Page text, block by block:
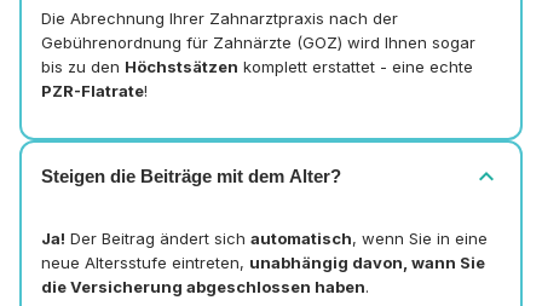
Die Abrechnung Ihrer Zahnarztpraxis nach der
Gebührenordnung für Zahnärzte (GOZ) wird Ihnen sogar
bis zu den Höchstsätzen komplett erstattet - eine echte
PZR-Flatrate!
Steigen die Beiträge mit dem Alter? expand_more
Ja! Der Beitrag ändert sich automatisch, wenn Sie in eine
neue Altersstufe eintreten, unabhängig davon, wann Sie
die Versicherung abgeschlossen haben.